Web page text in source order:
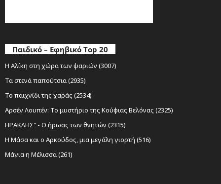
Παιδικό – Εφηβικό Top 20
Η Αλίκη στη χώρα των ψαριών (3007)
Τα στενά παπούτσια (2935)
Το παιχνίδι της χαράς (2534)
Αρσέν Λουπέν: Το μυστήριο της Κούφιας Βελόνας (2325)
ΗΡΑΚΛΗΣ" - Ο ήρωας των θνητών (2315)
Η Μάσα και ο Αρκούδος, μια μεγάλη γιορτή (516)
Μάγια η Μέλισσα (261)